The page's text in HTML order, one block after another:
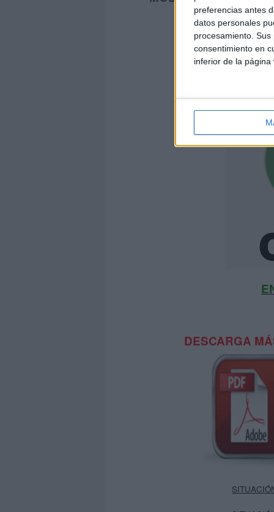
preferencias antes
datos personales
procesamiento.
consentimiento en
inferior de la página
ÚNETE A
DESCARGA